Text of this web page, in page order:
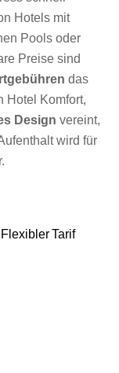
Hotels mit
Pools oder
Preise sind
das
Hotel Komfort,
Design vereint,
wird für
Flexibler Tarif